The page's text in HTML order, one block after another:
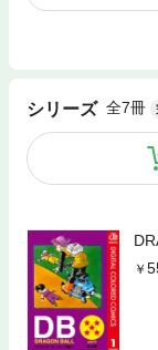
シリーズ 全7冊